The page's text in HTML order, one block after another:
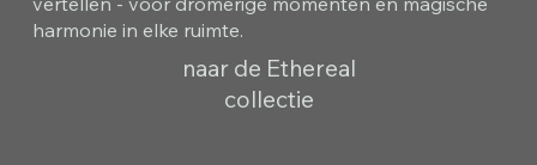
harmonie in elke ruimte.
naar de Ethereal
collectie